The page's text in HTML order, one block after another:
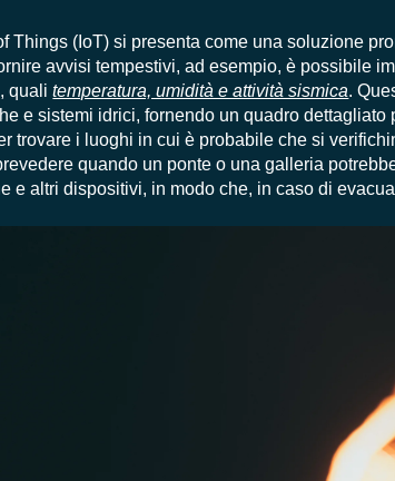
Things (IoT) si presenta come una soluzione
avvisi tempestivi, ad esempio, è possibile
qualitemperatura, umidità e attività sismica.
e sistemi idrici, fornendo un quadro
trovare i luoghi in cui è probabile che si
quando un ponte o una galleria
e altri dispositivi, in modo che, in caso di